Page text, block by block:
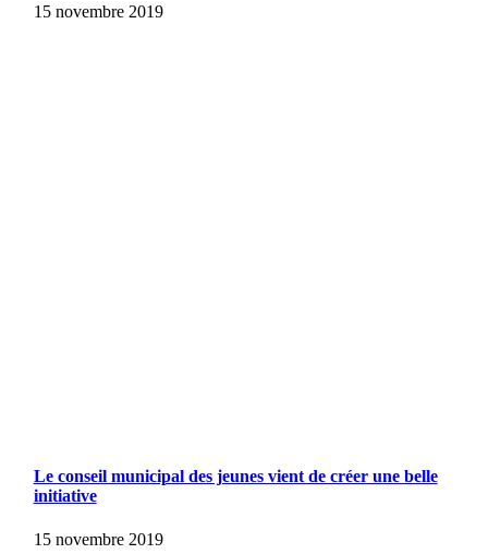
15 novembre 2019
Le conseil municipal des jeunes vient de créer une belle
initiative
15 novembre 2019